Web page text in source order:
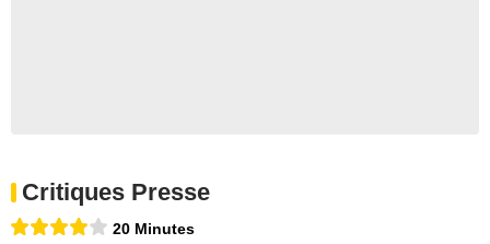
Critiques Presse
20 Minutes